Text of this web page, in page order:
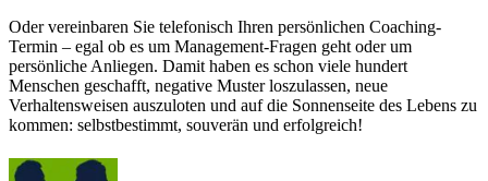
Oder vereinbaren Sie telefonisch Ihren persönlichen Coaching-
Termin – egal ob es um Management-Fragen geht oder um
persönliche Anliegen. Damit haben es schon viele hundert
Menschen geschafft, negative Muster loszulassen, neue
Verhaltensweisen auszuloten und auf die Sonnenseite des Lebens zu
kommen: selbstbestimmt, souverän und erfolgreich!